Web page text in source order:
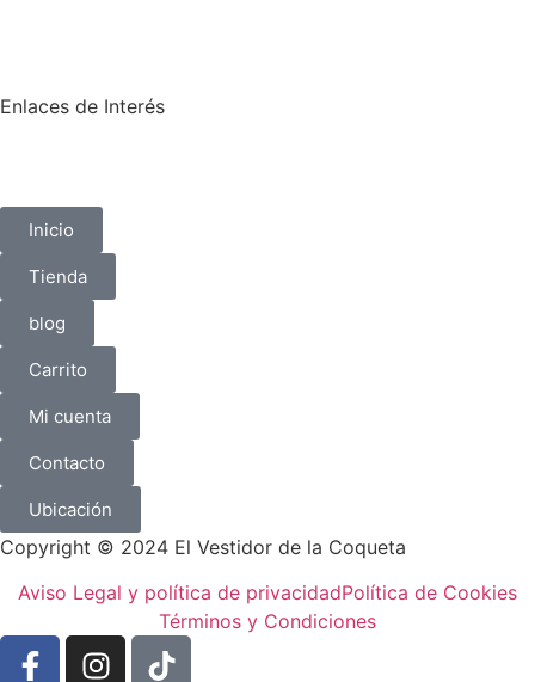
Enlaces de Interés
Inicio
Tienda
blog
Carrito
Mi cuenta
Contacto
Ubicación
Copyright © 2024 El Vestidor de la Coqueta
Aviso Legal y política de privacidadPolítica de Cookies
Términos y Condiciones